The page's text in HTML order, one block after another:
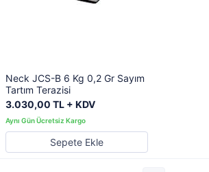
Neck JCS-B 6 Kg 0,2 Gr Sayım
Tartım Terazisi
3.030,00 TL + KDV
Sepete Ekle